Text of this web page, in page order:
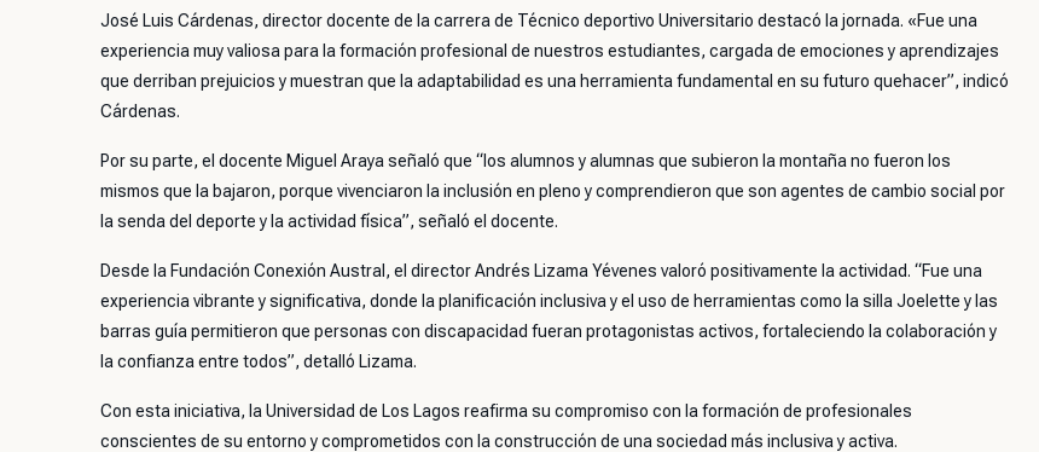
José Luis Cárdenas, director docente de la carrera de Técnico deportivo Universitario destacó la jornada. «Fue una
experiencia muy valiosa para la formación profesional de nuestros estudiantes, cargada de emociones y aprendizajes
que derriban prejuicios y muestran que la adaptabilidad es una herramienta fundamental en su futuro quehacer”, indicó
Cárdenas.
Por su parte, el docente Miguel Araya señaló que “los alumnos y alumnas que subieron la montaña no fueron los
mismos que la bajaron, porque vivenciaron la inclusión en pleno y comprendieron que son agentes de cambio social por
la senda del deporte y la actividad física”, señaló el docente.
Desde la Fundación Conexión Austral, el director Andrés Lizama Yévenes valoró positivamente la actividad. “Fue una
experiencia vibrante y significativa, donde la planificación inclusiva y el uso de herramientas como la silla Joelette y las
barras guía permitieron que personas con discapacidad fueran protagonistas activos, fortaleciendo la colaboración y
la confianza entre todos”, detalló Lizama.
Con esta iniciativa, la Universidad de Los Lagos reafirma su compromiso con la formación de profesionales
conscientes de su entorno y comprometidos con la construcción de una sociedad más inclusiva y activa.